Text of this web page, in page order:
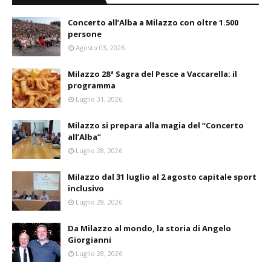
Concerto all’Alba a Milazzo con oltre 1.500
persone
Agosto 03, 2026
Milazzo 28ª Sagra del Pesce a Vaccarella: il
programma
Luglio 31, 2026
Milazzo si prepara alla magia del “Concerto
all’Alba”
Luglio 28, 2026
Milazzo dal 31 luglio al 2 agosto capitale sport
inclusivo
Luglio 28, 2026
Da Milazzo al mondo, la storia di Angelo
Giorgianni
Luglio 28, 2026